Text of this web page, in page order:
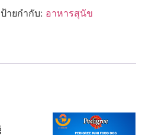
ป้ายกำกับ: อาหารสุนัข